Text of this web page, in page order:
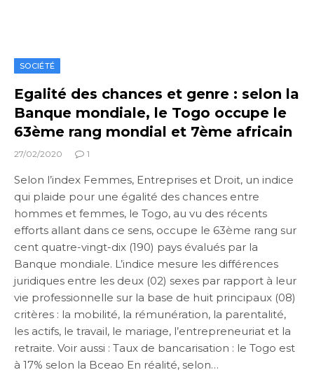
SOCIÉTÉ
Egalité des chances et genre : selon la
Banque mondiale, le Togo occupe le
63ème rang mondial et 7ème africain
27/02/2020 1
Selon l’index Femmes, Entreprises et Droit, un indice
qui plaide pour une égalité des chances entre
hommes et femmes, le Togo, au vu des récents
efforts allant dans ce sens, occupe le 63ème rang sur
cent quatre-vingt-dix (190) pays évalués par la
Banque mondiale. L’indice mesure les différences
juridiques entre les deux (02) sexes par rapport à leur
vie professionnelle sur la base de huit principaux (08)
critères : la mobilité, la rémunération, la parentalité,
les actifs, le travail, le mariage, l’entrepreneuriat et la
retraite. Voir aussi : Taux de bancarisation : le Togo est
à 17% selon la Bceao En réalité, selon…